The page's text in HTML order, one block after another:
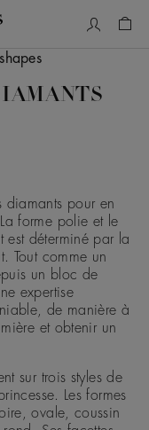
diamants pour en
forme polie et le
est déterminé par la
Tout comme un
un bloc de
expertise
de manière à
et obtenir un
sur trois styles de
Les formes
ovale, coussin